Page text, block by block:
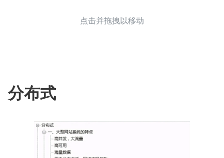
点击并拖拽以移动
分布式